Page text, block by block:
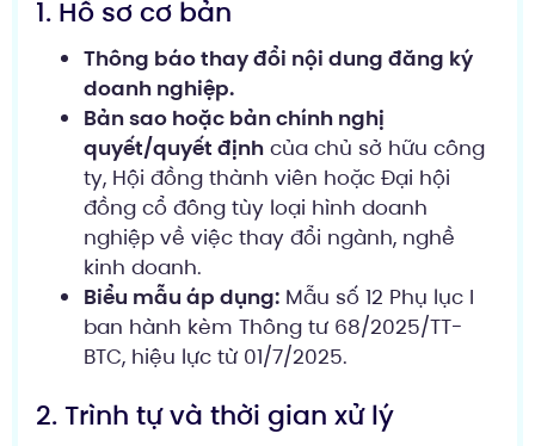
1. Hồ sơ cơ bản
Thông báo thay đổi nội dung đăng ký
doanh nghiệp.
Bản sao hoặc bản chính nghị
quyết/quyết định của chủ sở hữu công
ty, Hội đồng thành viên hoặc Đại hội
đồng cổ đông tùy loại hình doanh
nghiệp về việc thay đổi ngành, nghề
kinh doanh.
Biểu mẫu áp dụng: Mẫu số 12 Phụ lục I
ban hành kèm Thông tư 68/2025/TT-
BTC, hiệu lực từ 01/7/2025.
2. Trình tự và thời gian xử lý